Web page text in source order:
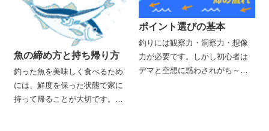
魚の締め方と持ち帰り方
釣った魚を美味しく食べるため
には、鮮度を保った状態で家に
持って帰ることが大切です。そ
ポイント選びの基本
釣りには観察力・洞察力・想像
力が必要です。しかし初心者は
デマと空想に惑わされがち～ポ